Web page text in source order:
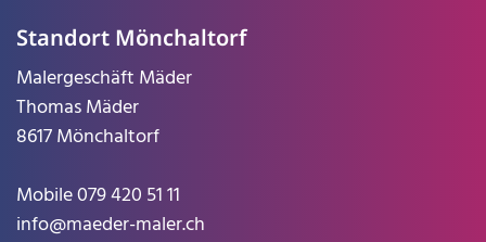
Standort Mönchaltorf
Malergeschäft Mäder
Thomas Mäder
8617 Mönchaltorf
Mobile079 420 51 11
info@maeder-maler.ch